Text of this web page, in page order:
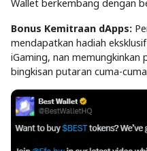
Wallet berkembang dengan
Bonus Kemitraan dApps:
mendapatkan hadiah
iGaming, nan
bingkisan putaran cuma-